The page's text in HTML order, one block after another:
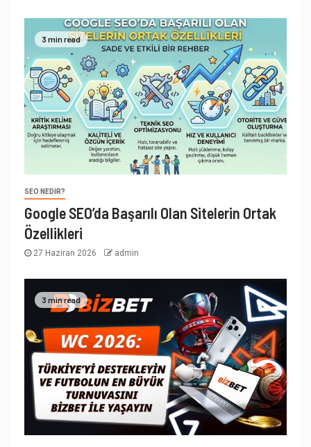
3 min read
SEO NEDIR?
Google SEO’da Başarılı Olan Sitelerin Ortak
Özellikleri
27 Haziran 2026 admin
3 min read